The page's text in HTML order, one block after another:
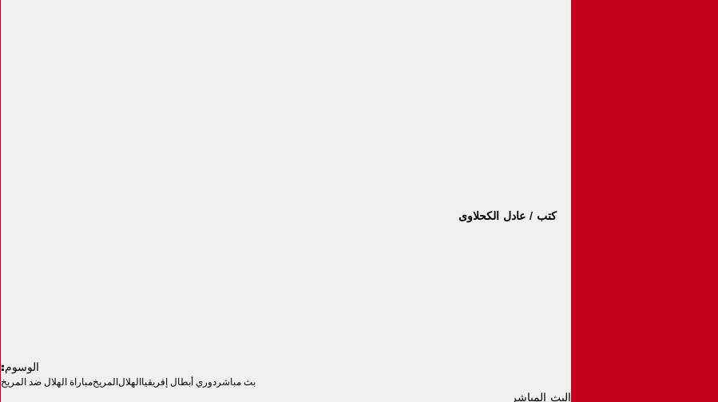
كتب / عادل الكحلاوى
الوسوم:
بث مباشردوري أبطال إفريقياالهلالالمريخمباراة الهلال ضد المريخ
البث المباشر